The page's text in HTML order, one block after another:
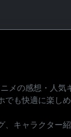
メの感想・人気
でも快適に楽し
、キャラクター